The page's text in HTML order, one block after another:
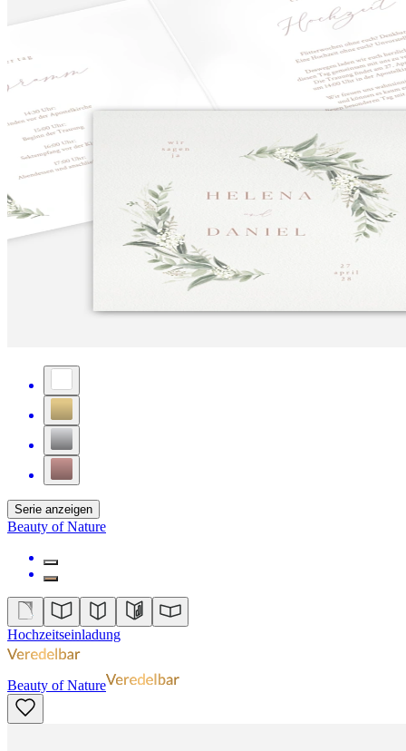
Serie anzeigen
Beauty of Nature
Hochzeitseinladung
Beauty of Nature